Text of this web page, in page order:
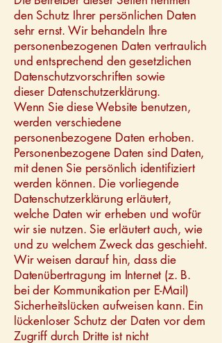
den Schutz Ihrer persönlichen Daten
sehr ernst. Wir behandeln Ihre
personenbezogenen Daten vertraulich
und entsprechend den gesetzlichen
Datenschutzvorschriften sowie
dieser Datenschutzerklärung.
Wenn Sie diese Website benutzen,
werden verschiedene
personenbezogene Daten erhoben.
Personenbezogene Daten sind Daten,
mit denen Sie persönlich identifiziert
werden können. Die vorliegende
Datenschutzerklärung erläutert,
welche Daten wir erheben und wofür
wir sie nutzen. Sie erläutert auch, wie
und zu welchem Zweck das geschieht.
Wir weisen darauf hin, dass die
Datenübertragung im Internet (z. B.
bei der Kommunikation per E-Mail)
Sicherheitslücken aufweisen kann. Ein
lückenloser Schutz der Daten vor dem
Zugriff durch Dritte ist nicht